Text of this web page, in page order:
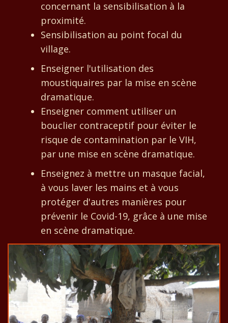
concernant la sensibilisation à la
proximité.
Sensibilisation au point focal du
village.
Enseigner l'utilisation des
moustiquaires par la mise en scène
dramatique.
Enseigner comment utiliser un
bouclier contraceptif pour éviter le
risque de contamination par le VIH,
par une mise en scène dramatique.
Enseignez à mettre un masque facial,
à vous laver les mains et à vous
protéger d'autres manières pour
prévenir le Covid-19, grâce à une mise
en scène dramatique.